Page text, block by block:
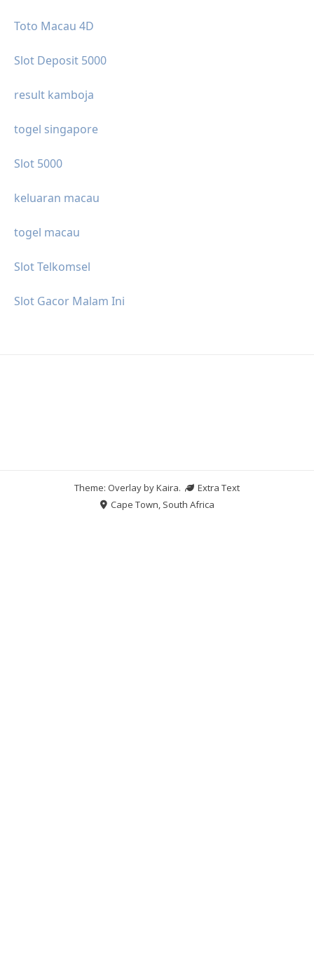
Toto Macau 4D
Slot Deposit 5000
result kamboja
togel singapore
Slot 5000
keluaran macau
togel macau
Slot Telkomsel
Slot Gacor Malam Ini
Theme: Overlay byKaira.
Extra Text
Cape Town, South Africa